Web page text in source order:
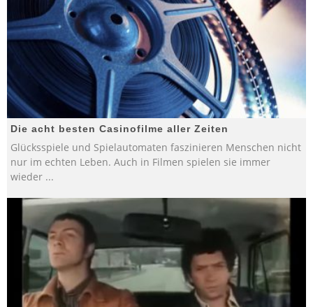
Die acht besten Casinofilme aller Zeiten
Glücksspiele und Spielautomaten faszinieren Menschen nicht
nur im echten Leben. Auch in Filmen spielen sie immer
wieder ...